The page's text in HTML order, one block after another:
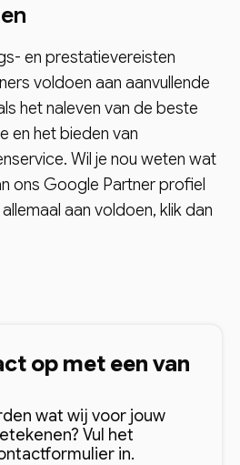
en prestatievereisten
voldoen aan aanvullende
het naleven van de beste
en het bieden van
Wil je nou weten wat
ons Google Partner profiel
aan voldoen, klik dan
op met een van
wat wij voor jouw
Vul het
in.